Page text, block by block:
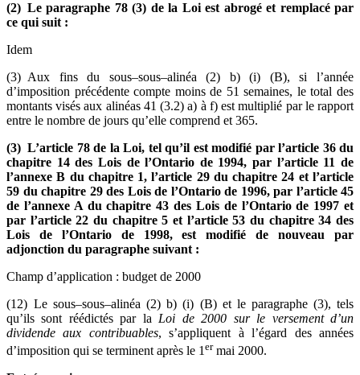
(2) Le paragraphe 78 (3) de la Loi est abrogé et remplacé par
ce qui suit :
Idem
(3) Aux fins du sous–sous–alinéa (2) b) (i) (B), si l’année
d’imposition précédente compte moins de 51 semaines, le total des
montants visés aux alinéas 41 (3.2) a) à f) est multiplié par le rapport
entre le nombre de jours qu’elle comprend et 365.
(3) L’article 78 de la Loi, tel qu’il est modifié par l’article 36 du
chapitre 14 des Lois de l’Ontario de 1994, par l’article 11 de
l’annexe B du chapitre 1, l’article 29 du chapitre 24 et l’article
59 du chapitre 29 des Lois de l’Ontario de 1996, par l’article 45
de l’annexe A du chapitre 43 des Lois de l’Ontario de 1997 et
par l’article 22 du chapitre 5 et l’article 53 du chapitre 34 des
Lois de l’Ontario de 1998, est modifié de nouveau par
adjonction du paragraphe suivant :
Champ d’application : budget de 2000
(12) Le sous–sous–alinéa (2) b) (i) (B) et le paragraphe (3), tels
qu’ils sont réédictés par la Loi de 2000 sur le versement d’un
dividende aux contribuables, s’appliquent à l’égard des années
d’imposition qui se terminent après le 1 ermai 2000.